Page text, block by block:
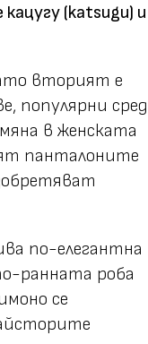
(katsugu) и
вторият е
популярни сред
в женската
панталоните
по-елегантна
ранната роба
се